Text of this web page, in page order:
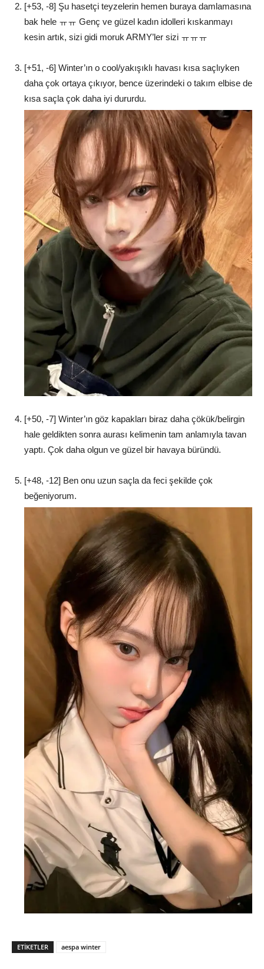
[+53, -8] Şu hasetçi teyzelerin hemen buraya damlamasına
bak hele ㅠㅠ Genç ve güzel kadın idolleri kıskanmayı
kesin artık, sizi gidi moruk ARMY’ler sizi ㅠㅠㅠ
[+51, -6] Winter’ın o cool/yakışıklı havası kısa saçlıyken
daha çok ortaya çıkıyor, bence üzerindeki o takım elbise de
kısa saçla çok daha iyi dururdu.
[+50, -7] Winter’ın göz kapakları biraz daha çökük/belirgin
hale geldikten sonra aurası kelimenin tam anlamıyla tavan
yaptı. Çok daha olgun ve güzel bir havaya büründü.
[+48, -12] Ben onu uzun saçla da feci şekilde çok
beğeniyorum.
ETIKETLER aespa winter